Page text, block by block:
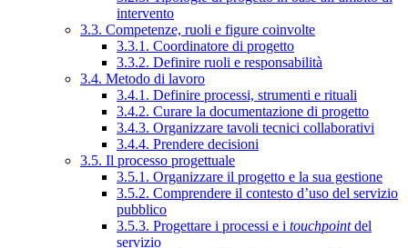
intervento
3.3. Competenze, ruoli e figure coinvolte
3.3.1. Coordinatore di progetto
3.3.2. Definire ruoli e responsabilità
3.4. Metodo di lavoro
3.4.1. Definire processi, strumenti e rituali
3.4.2. Curare la documentazione di progetto
3.4.3. Organizzare tavoli tecnici collaborativi
3.4.4. Prendere decisioni
3.5. Il processo progettuale
3.5.1. Organizzare il progetto e la sua gestione
3.5.2. Comprendere il contesto d’uso del servizio
pubblico
3.5.3. Progettare i processi e i touchpointdel
servizio